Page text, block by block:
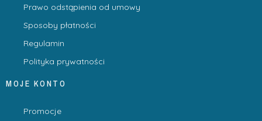
Prawo odstąpienia od umowy
Sposoby płatności
Regulamin
Polityka prywatności
MOJE KONTO
Promocje